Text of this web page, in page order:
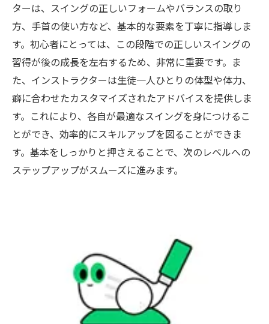
ターは、スイングの正しいフォームやバランスの取り
方、手首の使い方など、基本的な要素を丁寧に指導しま
す。初心者にとっては、この段階での正しいスイングの
習得が後の成長を左右するため、非常に重要です。ま
た、インストラクターは生徒一人ひとりの体型や体力、
癖に合わせたカスタマイズされたアドバイスを提供しま
す。これにより、各自が最適なスイングを身につけるこ
とができ、効率的にスキルアップを図ることができま
す。基本をしっかりと押さえることで、次のレベルへの
ステップアップがスムーズに進みます。